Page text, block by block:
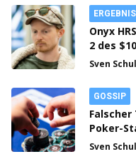
Onyx
2 des
Sven
GOSSIP
Poker-
Sven